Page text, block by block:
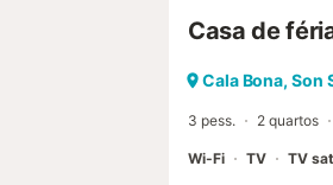
Casa de
Cala Bona, Son
3 pess. 2 quartos
Wi-Fi TV TV